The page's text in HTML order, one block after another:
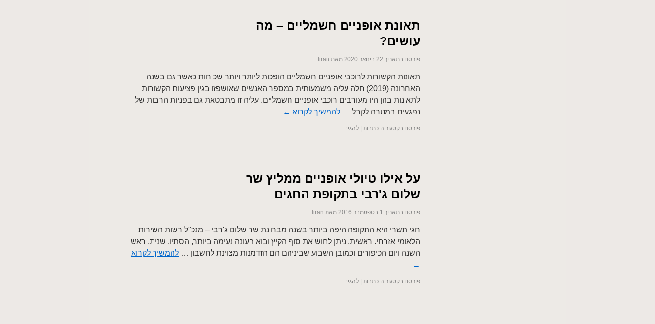
תאונת אופניים חשמליים – מה
עושים?
פורסם בתאריך 22 בינואר 2020 מאת liran
תאונות הקשורות לרוכבי אופניים חשמליים הופכות ליותר ויותר שכיחות כאשר גם בשנה
האחרונה (2019) חלה עליה משמעותית במספר האנשים שאושפזו בגין פציעות הקשורות
לתאונות בהן היו מעורבים רוכבי אופניים חשמליים. עליה זו מתבטאת גם בפניות הרבות של
נפגעים במטרה לקבל … להמשיך לקרוא ←
פורסם בקטגוריה כתבות להגיב
על אילו טיולי אופניים ממליץ שר
שלום ג'רבי בתקופת החגים
פורסם בתאריך 1 בספטמבר 2016 מאת liran
חגי תשרי היא התקופה היפה ביותר בשנה מבחינת שר שלום ג'רבי – מנכ"ל רשות השירות
הלאומי אזרחי. ראשית, ניתן לחוש את סוף הקיץ ובוא העונה נעימה ביותר, הסתיו. שנית, ראש
השנה ויום הכיפורים וכמובן השבוע שביניהם הם הזדמנות מצוינת לחשבון … להמשיך לקרוא
←
פורסם בקטגוריה כתבות להגיב